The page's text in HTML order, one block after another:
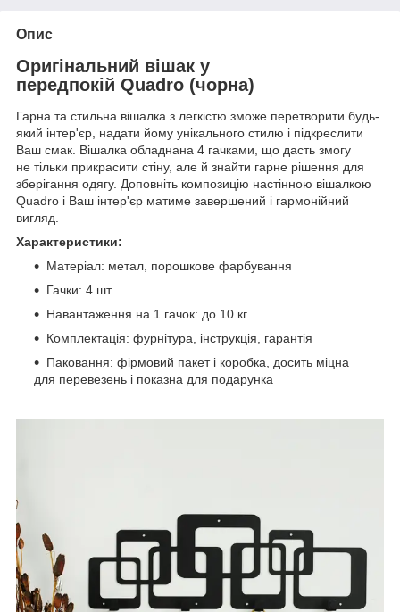
Опис
Оригінальний вішак у
передпокій Quadro (чорна)
Гарна та стильна вішалка з легкістю зможе перетворити будь-
який інтер'єр, надати йому унікального стилю і підкреслити
Ваш смак. Вішалка обладнана 4 гачками, що дасть змогу
не тільки прикрасити стіну, але й знайти гарне рішення для
зберігання одягу. Доповніть композицію настінною вішалкою
Quadro і Ваш інтер'єр матиме завершений і гармонійний
вигляд.
Характеристики:
Матеріал: метал, порошкове фарбування
Гачки: 4 шт
Навантаження на 1 гачок: до 10 кг
Комплектація: фурнітура, інструкція, гарантія
Паковання: фірмовий пакет і коробка, досить міцна
для перевезень і показна для подарунка